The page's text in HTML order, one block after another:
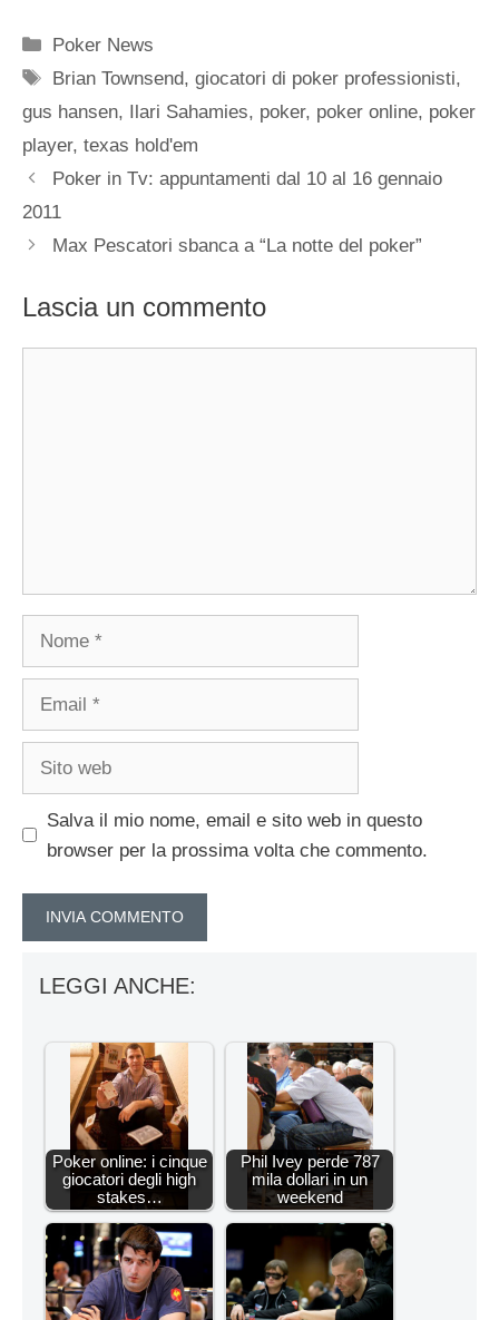
Categorie
Poker News
Tag
Brian Townsend,giocatori di poker professionisti,
gus hansen, Ilari Sahamies, poker, poker online, poker
player, texas hold'em
Poker in Tv: appuntamenti dal 10 al 16 gennaio
2011
Max Pescatori sbanca a “La notte del poker”
Lascia un commento
Salva il mio nome, email e sito web in questo
browser per la prossima volta che commento.
LEGGI ANCHE:
Poker online: i cinque
giocatori degli high
stakes…
Phil Ivey perde 787
mila dollari in un
weekend